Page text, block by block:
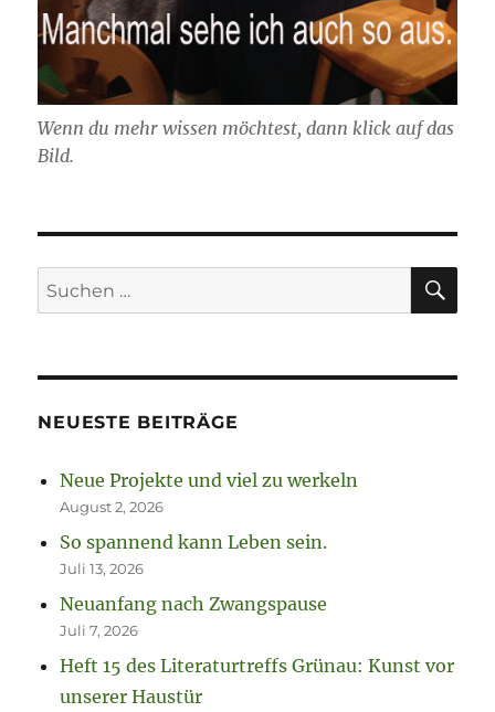
Wenn du mehr wissen möchtest, dann klick auf das
Bild.
Suchen
nach:
NEUESTE BEITRÄGE
Neue Projekte und viel zu werkeln
August 2, 2026
So spannend kann Leben sein.
Juli 13, 2026
Neuanfang nach Zwangspause
Juli 7, 2026
Heft 15 des Literaturtreffs Grünau: Kunst vor
unserer Haustür